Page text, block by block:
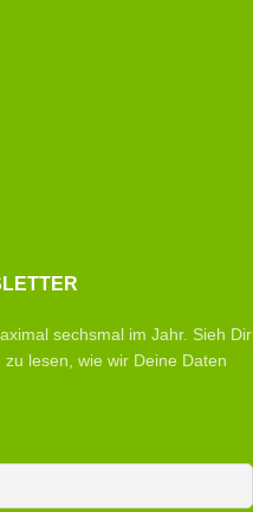
sechsmal im Jahr. Sieh Dir
zu lesen, wie wir Deine Daten